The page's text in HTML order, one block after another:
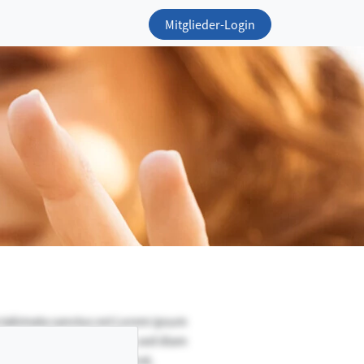
Mitglieder-Login
sanctus est Lorem ipsum
sadipscing elitr, sed diam
magna aliquyam erat,